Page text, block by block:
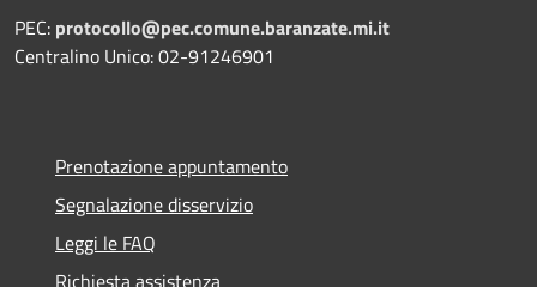
PEC: protocollo@pec.comune.baranzate.mi.it
Centralino Unico: 02-91246901
Prenotazione appuntamento
Segnalazione disservizio
Leggi le FAQ